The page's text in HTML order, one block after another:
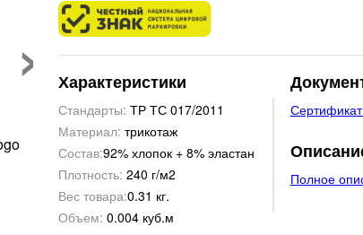
› Характеристики
Стандарты: ТР ТС 017/2011
Материал: трикотаж
Состав:92% хлопок + 8% эластан
Плотность: 240 г/м2
Вес товара:0.31 кг.
Объем: 0.004 куб.м
Полное